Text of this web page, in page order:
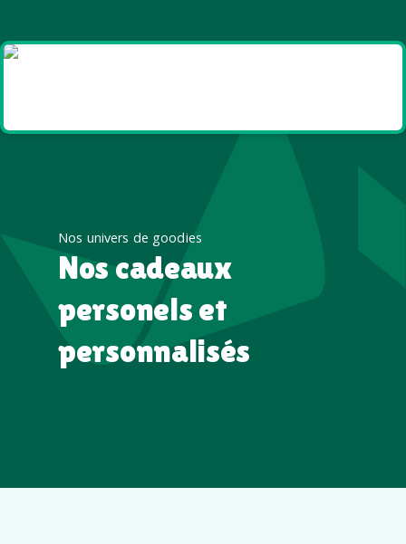
Nos univers de goodies
Nos cadeaux
personels et
personnalisés